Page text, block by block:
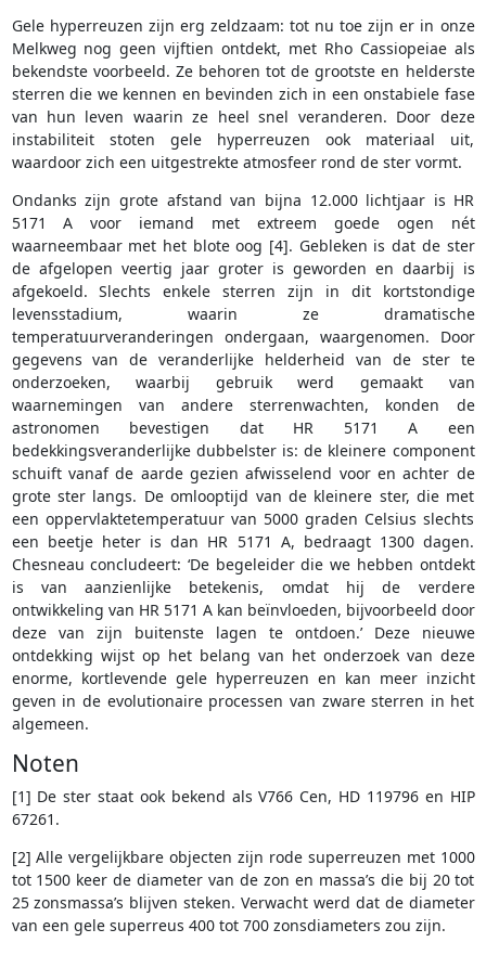
Gele hyperreuzen zijn erg zeldzaam: tot nu toe zijn er in onze
Melkweg nog geen vijftien ontdekt, met Rho Cassiopeiae als
bekendste voorbeeld. Ze behoren tot de grootste en helderste
sterren die we kennen en bevinden zich in een onstabiele fase
van hun leven waarin ze heel snel veranderen. Door deze
instabiliteit stoten gele hyperreuzen ook materiaal uit,
waardoor zich een uitgestrekte atmosfeer rond de ster vormt.
Ondanks zijn grote afstand van bijna 12.000 lichtjaar is HR
5171 A voor iemand met extreem goede ogen nét
waarneembaar met het blote oog [4]. Gebleken is dat de ster
de afgelopen veertig jaar groter is geworden en daarbij is
afgekoeld. Slechts enkele sterren zijn in dit kortstondige
levensstadium, waarin ze dramatische
temperatuurveranderingen ondergaan, waargenomen. Door
gegevens van de veranderlijke helderheid van de ster te
onderzoeken, waarbij gebruik werd gemaakt van
waarnemingen van andere sterrenwachten, konden de
astronomen bevestigen dat HR 5171 A een
bedekkingsveranderlijke dubbelster is: de kleinere component
schuift vanaf de aarde gezien afwisselend voor en achter de
grote ster langs. De omlooptijd van de kleinere ster, die met
een oppervlaktetemperatuur van 5000 graden Celsius slechts
een beetje heter is dan HR 5171 A, bedraagt 1300 dagen.
Chesneau concludeert: ‘De begeleider die we hebben ontdekt
is van aanzienlijke betekenis, omdat hij de verdere
ontwikkeling van HR 5171 A kan beïnvloeden, bijvoorbeeld door
deze van zijn buitenste lagen te ontdoen.’ Deze nieuwe
ontdekking wijst op het belang van het onderzoek van deze
enorme, kortlevende gele hyperreuzen en kan meer inzicht
geven in de evolutionaire processen van zware sterren in het
algemeen.
Noten
[1] De ster staat ook bekend als V766 Cen, HD 119796 en HIP
67261.
[2] Alle vergelijkbare objecten zijn rode superreuzen met 1000
tot 1500 keer de diameter van de zon en massa’s die bij 20 tot
25 zonsmassa’s blijven steken. Verwacht werd dat de diameter
van een gele superreus 400 tot 700 zonsdiameters zou zijn.